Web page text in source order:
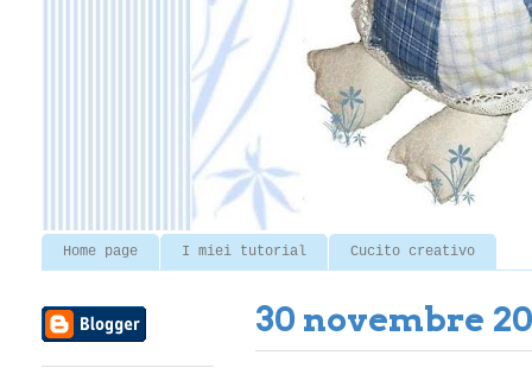
Home page I miei tutorial Cucito creativo
30 novembre